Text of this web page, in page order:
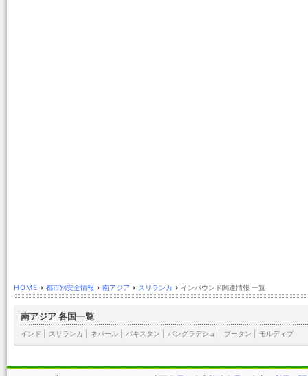
HOME › 都市別安全情報 › 南アジア › スリランカ › インバウンド関連情報 一覧
南アジア 各国一覧
インド スリランカ ネパール パキスタン バングラデシュ ブータン モルディブ